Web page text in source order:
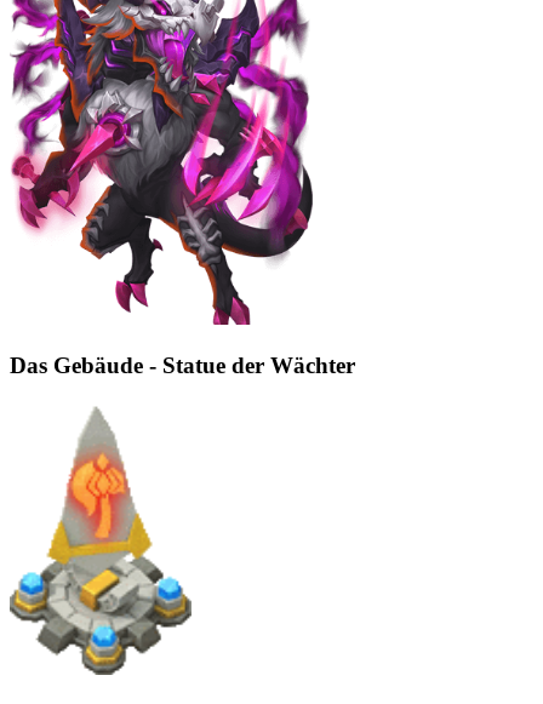
Das Gebäude - Statue der Wächter